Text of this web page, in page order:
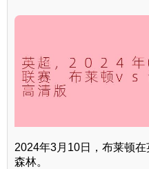
2024年3月10日，布莱顿
森林。